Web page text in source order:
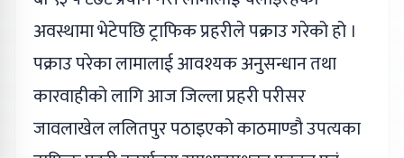
अवस्थामा भेटेपछि ट्राफिक प्रहरीले पक्राउ गरेको हो ।
पक्राउ परेका लामालाई आवश्यक अनुसन्धान तथा
कारवाहीको लागि आज जिल्ला प्रहरी परीसर
जावलाखेल ललितपुर पठाइएको काठमाण्डौ उपत्यका